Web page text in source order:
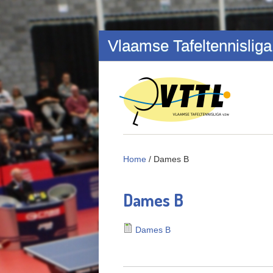
Overslaan en naar de inhoud gaan
Vlaamse Tafeltennisliga
Home / Dames B
Dames B
Dames B